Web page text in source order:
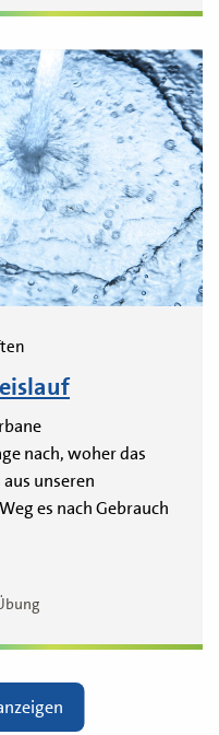
nach, woher das
unseren
es nach Gebrauch